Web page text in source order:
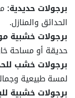
برجولات حديدية:
الحدائق والمنازل.
برجولات خشبية
حديقة أو مساحة
برجولات خشب
لمسة طبيعية
برجولات خشبية